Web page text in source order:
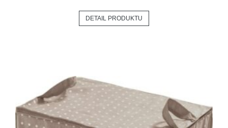
DETAIL PRODUKTU